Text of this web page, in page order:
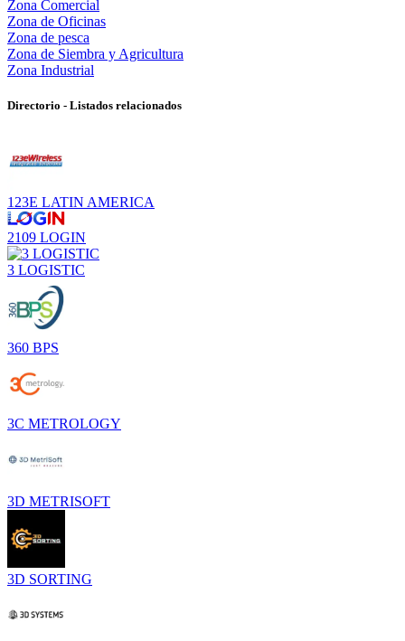
Zona Comercial
Zona de Oficinas
Zona de pesca
Zona de Siembra y Agricultura
Zona Industrial
Directorio - Listados relacionados
123E LATIN AMERICA
2109 LOGIN
3 LOGISTIC
360 BPS
3C METROLOGY
3D METRISOFT
3D SORTING